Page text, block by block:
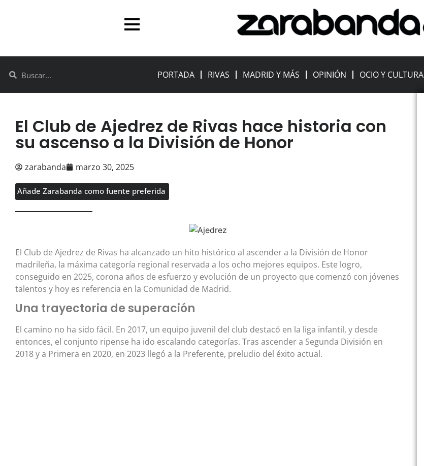
PORTADA RIVAS MADRID Y MÁS OPINIÓN OCIO Y CULTURA
El Club de Ajedrez de Rivas hace historia con
su ascenso a la División de Honor
zarabanda marzo 30, 2025
Añade Zarabanda como fuente preferida
El Club de Ajedrez de Rivas ha alcanzado un hito histórico al ascender a la División de Honor
madrileña, la máxima categoría regional reservada a los ocho mejores equipos. Este logro,
conseguido en 2025, corona años de esfuerzo y evolución de un proyecto que comenzó con jóvenes
talentos y hoy es referencia en la Comunidad de Madrid.
Una trayectoria de superación
El camino no ha sido fácil. En 2017, un equipo juvenil del club destacó en la liga infantil, y desde
entonces, el conjunto ripense ha ido escalando categorías. Tras ascender a Segunda División en
2018 y a Primera en 2020, en 2023 llegó a la Preferente, preludio del éxito actual.